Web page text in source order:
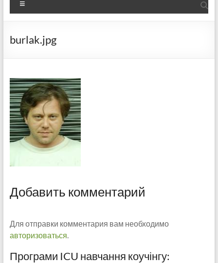
burlak.jpg
Добавить комментарий
Для отправки комментария вам необходимо
авторизоваться.
Програми ICU навчання коучінгу: